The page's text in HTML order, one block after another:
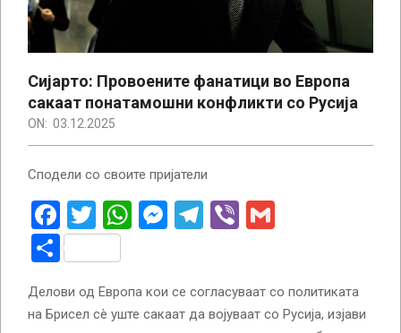
Сијарто: Провоените фанатици во Европа
сакаат понатамошни конфликти со Русија
ON: 03.12.2025
Сподели со своите пријатели
Facebook
Twitter
WhatsApp
Messenger
Telegram
Viber
Share
Делови од Европа кои се согласуваат со политиката
на Брисел сè уште сакаат да војуваат со Русија, изјави